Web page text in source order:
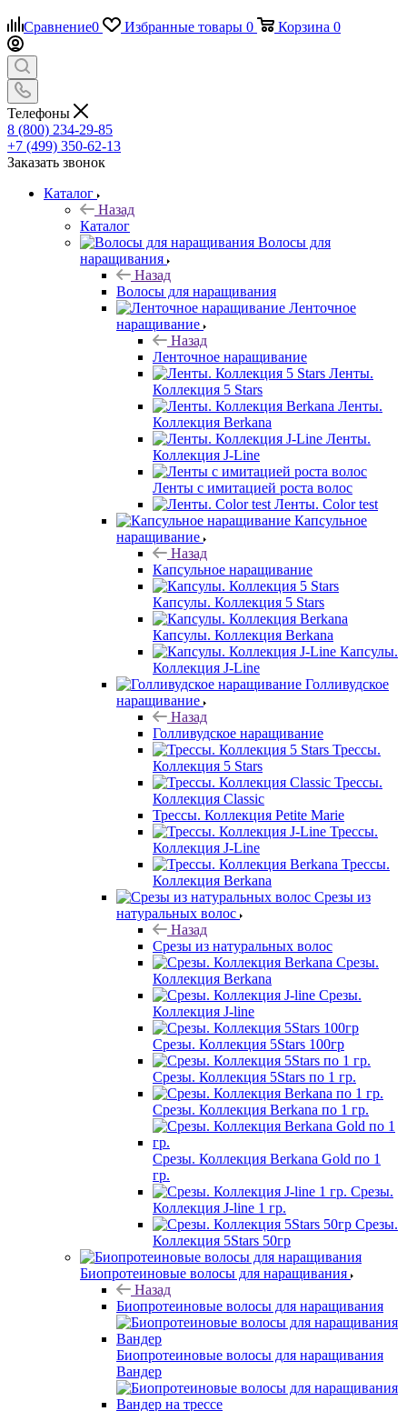
Сравнение0 Избранные товары 0 Корзина 0
Телефоны
8 (800) 234-29-85
+7 (499) 350-62-13
Заказать звонок
Каталог
Назад
Каталог
Волосы для
наращивания
Назад
Волосы для наращивания
Ленточное
наращивание
Назад
Ленточное наращивание
Ленты.
Коллекция 5 Stars
Ленты.
Коллекция Berkana
Ленты.
Коллекция J-Line
Ленты с имитацией роста волос
Ленты. Color test
Капсульное
наращивание
Назад
Капсульное наращивание
Капсулы. Коллекция 5 Stars
Капсулы. Коллекция Berkana
Капсулы.
Коллекция J-Line
Голливудское
наращивание
Назад
Голливудское наращивание
Трессы.
Коллекция 5 Stars
Трессы.
Коллекция Classic
Трессы. Коллекция Petite Marie
Трессы.
Коллекция J-Line
Трессы.
Коллекция Berkana
Срезы из
натуральных волос
Назад
Срезы из натуральных волос
Срезы.
Коллекция Berkana
Срезы.
Коллекция J-line
Срезы. Коллекция 5Stars 100гр
Срезы. Коллекция 5Stars по 1 гр.
Срезы. Коллекция Berkana по 1 гр.
Срезы. Коллекция Berkana Gold по 1
гр.
Срезы.
Коллекция J-line 1 гр.
Срезы.
Коллекция 5Stars 50гр
Биопротеиновые волосы для наращивания
Назад
Биопротеиновые волосы для наращивания
Биопротеиновые волосы для наращивания
Вандер